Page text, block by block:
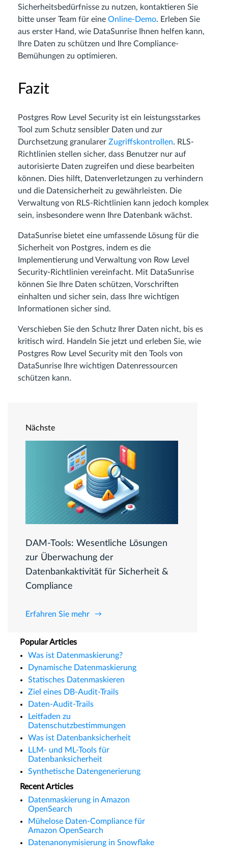
Sicherheitsbedürfnisse zu nutzen, kontaktieren Sie
bitte unser Team für eine Online-Demo. Erleben Sie
aus erster Hand, wie DataSunrise Ihnen helfen kann,
Ihre Daten zu schützen und Ihre Compliance-
Bemühungen zu optimieren.
Fazit
Postgres Row Level Security ist ein leistungsstarkes
Tool zum Schutz sensibler Daten und zur
Durchsetzung granularer Zugriffskontrollen. RLS-
Richtlinien stellen sicher, dass Benutzer nur auf
autorisierte Daten zugreifen und diese bearbeiten
können. Dies hilft, Datenverletzungen zu verhindern
und die Datensicherheit zu gewährleisten. Die
Verwaltung von RLS-Richtlinien kann jedoch komplex
sein, insbesondere wenn Ihre Datenbank wächst.
DataSunrise bietet eine umfassende Lösung für die
Sicherheit von Postgres, indem es die
Implementierung und Verwaltung von Row Level
Security-Richtlinien vereinfacht. Mit DataSunrise
können Sie Ihre Daten schützen, Vorschriften
einhalten und sicher sein, dass Ihre wichtigen
Informationen sicher sind.
Verschieben Sie den Schutz Ihrer Daten nicht, bis es
kritisch wird. Handeln Sie jetzt und erleben Sie, wie
Postgres Row Level Security mit den Tools von
DataSunrise Ihre wichtigen Datenressourcen
schützen kann.
Nächste
DAM-Tools: Wesentliche Lösungen
zur Überwachung der
Datenbankaktivität für Sicherheit &
Compliance
Erfahren Sie mehr
Popular Articles
Was ist Datenmaskierung?
Dynamische Datenmaskierung
Statisches Datenmaskieren
Ziel eines DB-Audit-Trails
Daten-Audit-Trails
Leitfaden zu
Datenschutzbestimmungen
Was ist Datenbanksicherheit
LLM- und ML-Tools für
Datenbanksicherheit
Synthetische Datengenerierung
Recent Articles
Datenmaskierung in Amazon
OpenSearch
Mühelose Daten-Compliance für
Amazon OpenSearch
Datenanonymisierung in Snowflake